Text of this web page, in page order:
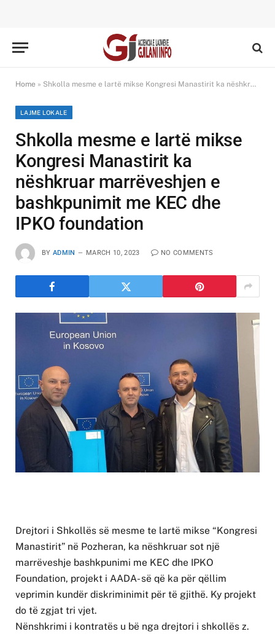
Home » Shkolla mesme e lartë mikse Kongresi Manastirit ka nëshkruar marrëveshjen e bashkpunimit me KEC dhe IPKO foundation
LAJME LOKALE
Shkolla mesme e lartë mikse
Kongresi Manastirit ka
nëshkruar marrëveshjen e
bashkpunimit me KEC dhe
IPKO foundation
BY ADMIN MARCH 10, 2023 NO COMMENTS
Drejtori i Shkollës së mesme te lartë mikse “Kongresi
Manastirit” në Pozheran, ka nëshkruar sot një
marrëveshje bashkpunimi me KEC dhe IPKO
Foundation, projekt i AADA- së që ka për qëllim
veprimin kundër diskriminimit për të gjithë. Ky projekt
do të zgjat tri vjet.
Nënshkrimi i kontratës u bë nga drejtori i shkollës z.